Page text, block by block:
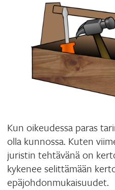
Kun oikeudessa paras
olla kunnossa. Kuten
juristin tehtävänä on
kykenee selittämään
epäjohdonmukaisuudet.